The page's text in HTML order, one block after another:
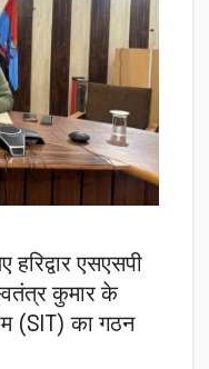
एसएसपी
कुमार के
(SIT) का गठन